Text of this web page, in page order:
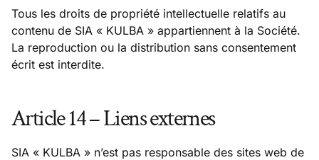
Tous les droits de propriété intellectuelle relatifs au
contenu de SIA « KULBA » appartiennent à la Société.
La reproduction ou la distribution sans consentement
écrit est interdite.
Article 14 – Liens externes
SIA « KULBA » n’est pas responsable des sites web de